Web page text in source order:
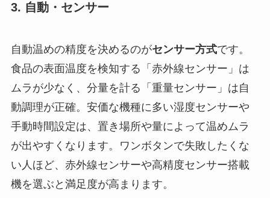
3. 自動・センサー
自動温めの精度を決めるのがセンサー方式です。
食品の表面温度を検知する「赤外線センサー」は
ムラが少なく、分量を計る「重量センサー」は自
動調理が正確。安価な機種に多い湿度センサーや
手動時間設定は、置き場所や量によって温めムラ
が出やすくなります。ワンボタンで失敗したくな
い人ほど、赤外線センサーや高精度センサー搭載
機を選ぶと満足度が高まります。